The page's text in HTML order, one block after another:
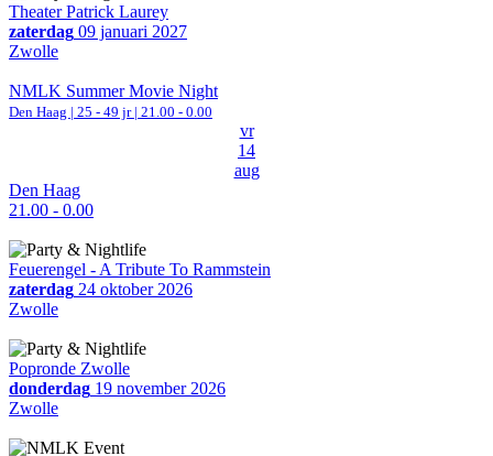
Theater Patrick Laurey
zaterdag 09 januari 2027
Zwolle
NMLK Summer Movie Night
Den Haag | 25 - 49 jr | 21.00 - 0.00
vr
14
aug
Den Haag
21.00 - 0.00
Feuerengel - A Tribute To Rammstein
zaterdag 24 oktober 2026
Zwolle
Popronde Zwolle
donderdag 19 november 2026
Zwolle